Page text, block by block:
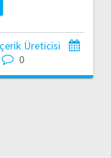
Üreticisi
0